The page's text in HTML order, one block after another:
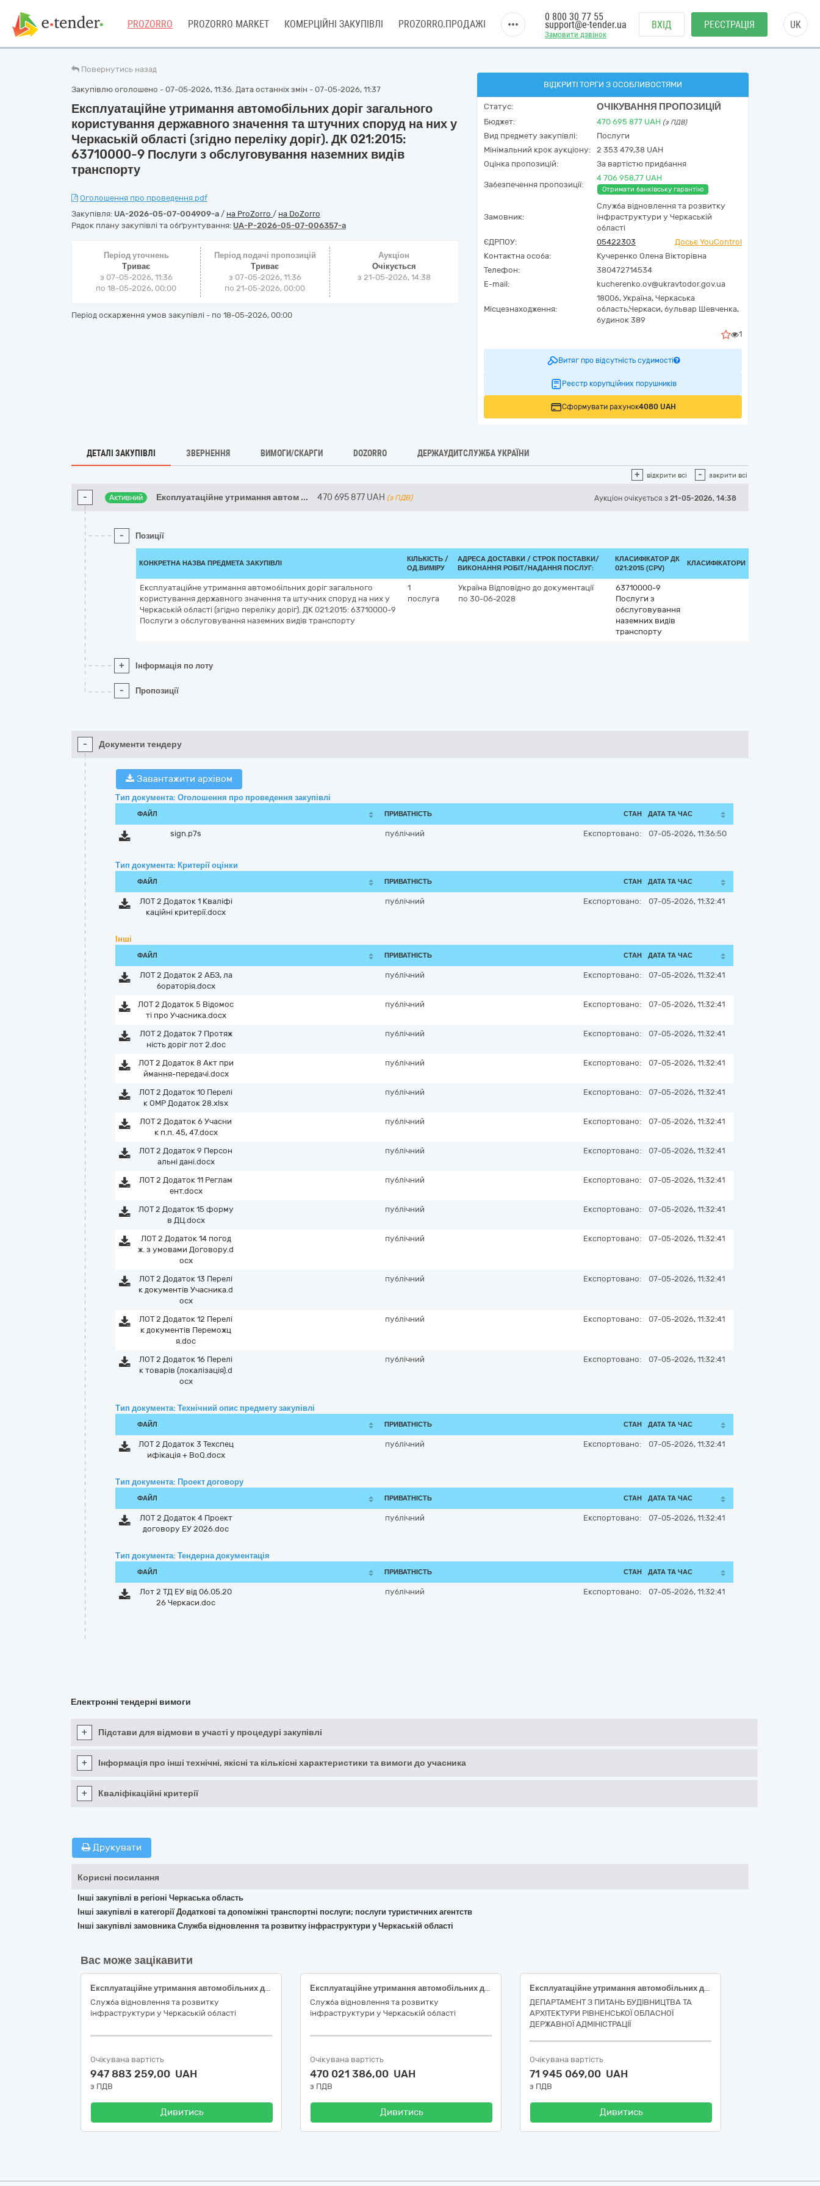
PROZORRO PROZORRO MARKET КОМЕРЦІЙНІ ЗАКУПІВЛІ PROZORRO.ПРОДАЖІ
Замовити дзвінок
0 800 30 77 55
support@e-tender.ua ВХІД РЕЄСТРАЦІЯ UK
Повернутись назад
Закупівлю оголошено - 07-05-2026, 11:36. Дата останніх змін - 07-05-2026, 11:37
Експлуатаційне утримання автомобільних доріг загального
користування державного значення та штучних споруд на них у
Черкаській області (згідно переліку доріг). ДК 021:2015:
63710000-9 Послуги з обслуговування наземних видів
транспорту
Оголошення про проведення.pdf
Закупівля: UA-2026-05-07-004909-a / на ProZorro / на DoZorro
Рядок плану закупівлі та обґрунтування: UA-P-2026-05-07-006357-a
Період уточнень
Триває
з 07-05-2026, 11:36
по 18-05-2026, 00:00
Період подачі пропозицій
Триває
з 07-05-2026, 11:36
по 21-05-2026, 00:00
Аукціон
Очікується
з 21-05-2026, 14:38
Період оскарження умов закупівлі - по 18-05-2026, 00:00
ВІДКРИТІ ТОРГИ З ОСОБЛИВОСТЯМИ
Статус: ОЧІКУВАННЯ ПРОПОЗИЦІЙ
Бюджет: 470 695 877 UAH (з ПДВ)
Вид предмету закупівлі:
Послуги
Мінімальний крок аукціону:
2 353 479,38 UAH
Оцінка пропозицій:
За вартістю придбання
Забезпечення пропозиції:
4 706 958,77 UAH
Отримати банківську гарантію
Замовник:
Служба відновлення та розвитку
інфраструктури у Черкаській
області
ЄДРПОУ:
05422303
Досьє YouControl
Контактна особа:
Кучеренко Олена Вікторівна
Телефон:
380472714534
E-mail:
kucherenko.ov@ukravtodor.gov.ua
Місцезнаходження:
18006, Україна, Черкаська
область,Черкаси, бульвар Шевченка,
будинок 389
1
Витяг про відсутність судимості
Реєстр корупційних порушників
Сформувати рахунок4080 UAH
ДЕТАЛІ ЗАКУПІВЛІ ЗВЕРНЕННЯ ВИМОГИ/СКАРГИ DOZORRO ДЕРЖАУДИТСЛУЖБА УКРАЇНИ
+ відкрити всі - закрити всі
- Активний Експлуатаційне утримання автом ... 470 695 877 UAH (з ПДВ) Аукціон очікується з 21-05-2026, 14:38
- Позиції
КОНКРЕТНА НАЗВА ПРЕДМЕТА ЗАКУПІВЛІ
КІЛЬКІСТЬ /
ОД.ВИМІРУ
АДРЕСА ДОСТАВКИ / СТРОК ПОСТАВКИ/
ВИКОНАННЯ РОБІТ/НАДАННЯ ПОСЛУГ:
КЛАСИФІКАТОР ДК
021:2015 (CPV)
КЛАСИФІКАТОРИ
Експлуатаційне утримання автомобільних доріг загального
користування державного значення та штучних споруд на них у
Черкаській області (згідно переліку доріг). ДК 021:2015: 63710000-9
Послуги з обслуговування наземних видів транспорту
1
послуга
Україна Відповідно до документації
по 30-06-2028
63710000-9
Послуги з
обслуговування
наземних видів
транспорту
+ Інформація по лоту
- Пропозиції
- Документи тендеру
Завантажити архівом
Тип документа: Оголошення про проведення закупівлі
ФАЙЛ ПРИВАТНІСТЬ СТАН ДАТА ТА ЧАС
sign.p7s публічний Експортовано: 07-05-2026, 11:36:50
Тип документа: Критерії оцінки
ФАЙЛ ПРИВАТНІСТЬ СТАН ДАТА ТА ЧАС
ЛОТ 2 Додаток 1 Кваліфі
каційні критерії.docx
публічний Експортовано: 07-05-2026, 11:32:41
Інші
ФАЙЛ ПРИВАТНІСТЬ СТАН ДАТА ТА ЧАС
ЛОТ 2 Додаток 2 АБЗ, ла
бораторія.docx
публічний Експортовано: 07-05-2026, 11:32:41
ЛОТ 2 Додаток 5 Відомос
ті про Учасника.docx
публічний Експортовано: 07-05-2026, 11:32:41
ЛОТ 2 Додаток 7 Протяж
ність доріг лот 2.doc
публічний Експортовано: 07-05-2026, 11:32:41
ЛОТ 2 Додаток 8 Акт при
ймання-передачі.docx
публічний Експортовано: 07-05-2026, 11:32:41
ЛОТ 2 Додаток 10 Перелі
к ОМР Додаток 28.xlsx
публічний Експортовано: 07-05-2026, 11:32:41
ЛОТ 2 Додаток 6 Учасни
к п.п. 45, 47.docx
публічний Експортовано: 07-05-2026, 11:32:41
ЛОТ 2 Додаток 9 Персон
альні дані.docx
публічний Експортовано: 07-05-2026, 11:32:41
ЛОТ 2 Додаток 11 Реглам
ент.docx
публічний Експортовано: 07-05-2026, 11:32:41
ЛОТ 2 Додаток 15 форму
в ДЦ.docx
публічний Експортовано: 07-05-2026, 11:32:41
ЛОТ 2 Додаток 14 погод
ж. з умовами Договору.d
ocx
публічний Експортовано: 07-05-2026, 11:32:41
ЛОТ 2 Додаток 13 Перелі
к документів Учасника.d
ocx
публічний Експортовано: 07-05-2026, 11:32:41
ЛОТ 2 Додаток 12 Перелі
к документів Переможц
я.doc
публічний Експортовано: 07-05-2026, 11:32:41
ЛОТ 2 Додаток 16 Перелі
к товарів (локалізація).d
ocx
публічний Експортовано: 07-05-2026, 11:32:41
Тип документа: Технічний опис предмету закупівлі
ФАЙЛ ПРИВАТНІСТЬ СТАН ДАТА ТА ЧАС
ЛОТ 2 Додаток 3 Техспец
ифікація + BoQ.docx
публічний Експортовано: 07-05-2026, 11:32:41
Тип документа: Проект договору
ФАЙЛ ПРИВАТНІСТЬ СТАН ДАТА ТА ЧАС
ЛОТ 2 Додаток 4 Проект
договору ЕУ 2026.doc
публічний Експортовано: 07-05-2026, 11:32:41
Тип документа: Тендерна документація
ФАЙЛ ПРИВАТНІСТЬ СТАН ДАТА ТА ЧАС
Лот 2 ТД ЕУ від 06.05.20
26 Черкаси.doc
публічний Експортовано: 07-05-2026, 11:32:41
Електронні тендерні вимоги
+ Підстави для відмови в участі у процедурі закупівлі
+ Інформація про інші технічні, якісні та кількісні характеристики та вимоги до учасника
+ Кваліфікаційні критерії
Друкувати
Корисні посилання
Інші закупівлі в регіоні Черкаська область
Інші закупівлі в категорії Додаткові та допоміжні транспортні послуги; послуги туристичних агентств
Інші закупівлі замовника Служба відновлення та розвитку інфраструктури у Черкаській області
Вас може зацікавити
Експлуатаційне утримання автомобільних доріг загального користування державного значення та штучних споруд на них у Черкаській області (згідно переліку доріг). ДК 021:2015: 63710000-9 Послуги з обслуговування наземних видів транспорту
Служба відновлення та розвитку
інфраструктури у Черкаській області
Очікувана вартість
947 883 259,00 UAH
з ПДВ
Дивитись
Експлуатаційне утримання автомобільних доріг загального користування державного значення та штучних споруд на них у Черкаській області (згідно переліку доріг). ДК 021:2015: 63710000-9 Послуги з обслуговування наземних видів транспорту
Служба відновлення та розвитку
інфраструктури у Черкаській області
Очікувана вартість
470 021 386,00 UAH
з ПДВ
Дивитись
Експлуатаційне утримання автомобільних доріг загального користування місцевого значення та штучних споруд на них у Рівненському районі Рівненської області (протяжність 693,0 км)
ДЕПАРТАМЕНТ З ПИТАНЬ БУДІВНИЦТВА ТА
АРХІТЕКТУРИ РІВНЕНСЬКОЇ ОБЛАСНОЇ
ДЕРЖАВНОЇ АДМІНІСТРАЦІЇ
Очікувана вартість
71 945 069,00 UAH
з ПДВ
Дивитись